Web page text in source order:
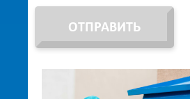
ОТПРАВИТЬ